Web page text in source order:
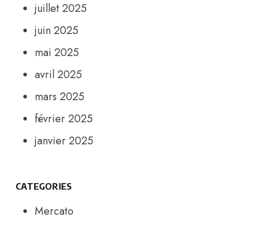
juillet 2025
juin 2025
mai 2025
avril 2025
mars 2025
février 2025
janvier 2025
CATEGORIES
Mercato